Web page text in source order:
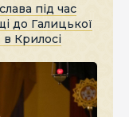
під час
до Галицької
Крилосі